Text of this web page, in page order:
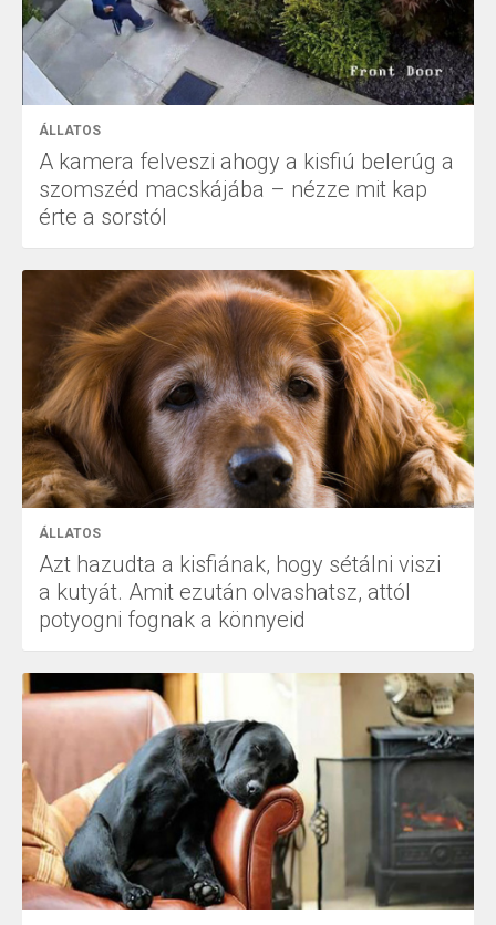
ÁLLATOS
A kamera felveszi ahogy a kisfiú belerúg a
szomszéd macskájába – nézze mit kap
érte a sorstól
ÁLLATOS
Azt hazudta a kisfiának, hogy sétálni viszi
a kutyát. Amit ezután olvashatsz, attól
potyogni fognak a könnyeid